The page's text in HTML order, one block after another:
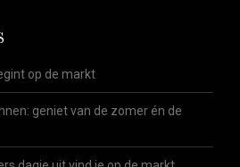
op de markt
geniet van de zomer én de